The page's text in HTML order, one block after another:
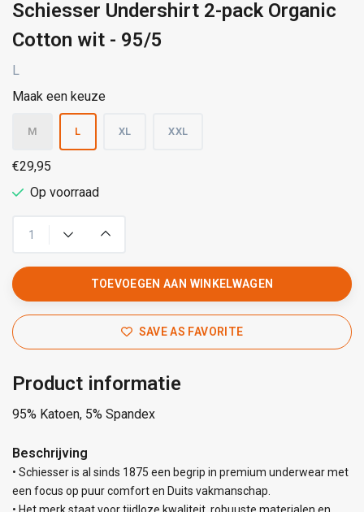
Schiesser Undershirt 2-pack Organic
Cotton wit - 95/5
L
Maak een keuze
M L XL XXL
€29,95
Op voorraad
TOEVOEGEN AAN WINKELWAGEN
SAVE AS FAVORITE
Product informatie
95% Katoen, 5% Spandex
Beschrijving
• Schiesser is al sinds 1875 een begrip in premium underwear met
een focus op puur comfort en Duits vakmanschap.